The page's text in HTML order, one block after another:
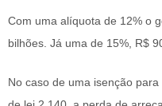
Com uma alíquota de 12% o
bilhões. Já uma de 15%, R$
No caso de uma isenção